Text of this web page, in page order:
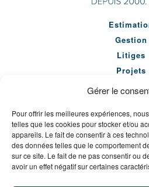
Gérer le
Pour offrir les meilleures expériences,
telles que les cookies pour stocker et/ou
appareils. Le fait de consentir à ces
des données telles que le comportement
sur ce site. Le fait de ne pas consentir ou
avoir un effet négatif sur certaines
Gestion
Litiges
Projets
Contact